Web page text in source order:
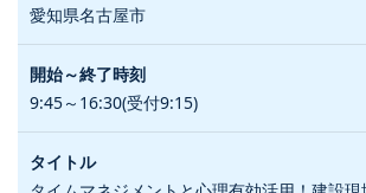
愛知県名古屋市
9:45～16:30(受付9:15)